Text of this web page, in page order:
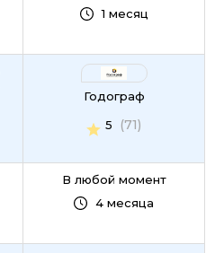
1 месяц
Годограф
5
(71)
В любой момент
4 месяца